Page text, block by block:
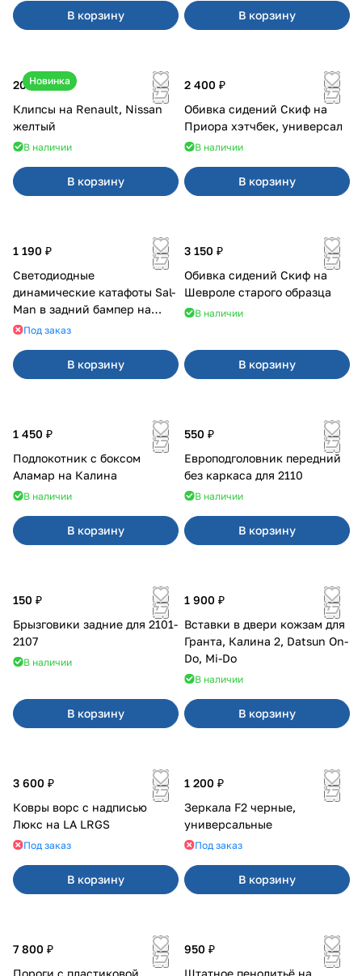
В корзину В корзину
Новинка
20 ₽
Клипсы на Renault, Nissan
желтый
В наличии
В корзину
2 400 ₽
Обивка сидений Скиф на
Приора хэтчбек, универсал
В наличии
В корзину
1 190 ₽
Светодиодные
динамические катафоты Sal-
Man в задний бампер на
Приора 2
Под заказ
В корзину
3 150 ₽
Обивка сидений Скиф на
Шевроле старого образца
В наличии
В корзину
1 450 ₽
Подлокотник с боксом
Аламар на Калина
В наличии
В корзину
550 ₽
Европодголовник передний
без каркаса для 2110
В наличии
В корзину
150 ₽
Брызговики задние для 2101-
2107
В наличии
В корзину
1 900 ₽
Вставки в двери кожзам для
Гранта, Калина 2, Datsun On-
Do, Mi-Do
В наличии
В корзину
3 600 ₽
Ковры ворс с надписью
Люкс на LA LRGS
Под заказ
В корзину
1 200 ₽
Зеркала F2 черные,
универсальные
Под заказ
В корзину
7 800 ₽
Пороги с пластиковой
950 ₽
Штатное пенолитьё на